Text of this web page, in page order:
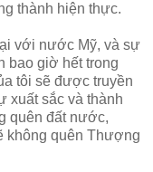
thành hiện thực.
với nước Mỹ, và sự
bao giờ hết trong
tôi sẽ được truyền
xuất sắc và thành
quên đất nước,
không quên Thượng